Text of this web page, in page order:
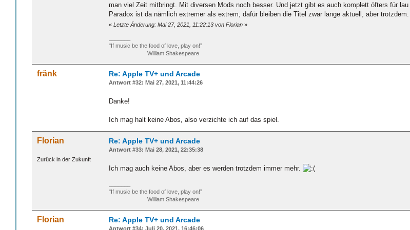
man viel Zeit mitbringt. Mit diversen Mods noch besser. Und jetzt gibt es auch komplett öfters für
Paradox ist da nämlich extremer als extrem, dafür bleiben die Titel zwar lange aktuell, aber trotzdem.
« Letzte Änderung: Mai 27, 2021, 11:22:13 von Florian »
"If music be the food of love, play on!”
William Shakespeare
fränk Re: Apple TV+ und Arcade
Antwort #32: Mai 27, 2021, 11:44:26
Danke!
Ich mag halt keine Abos, also verzichte ich auf das spiel.
Florian
Zurück in der Zukunft
Re: Apple TV+ und Arcade
Antwort #33: Mai 28, 2021, 22:35:38
Ich mag auch keine Abos, aber es werden trotzdem immer mehr.
"If music be the food of love, play on!”
William Shakespeare
Florian Re: Apple TV+ und Arcade
Antwort #34: Juli 20, 2021, 16:46:06